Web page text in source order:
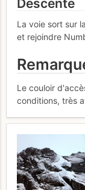
Descente
La voie sort sur
et rejoindre
Le couloir
conditions, très